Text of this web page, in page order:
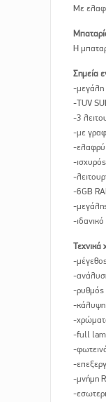
Με
Η
Σημεία
-μεγάλη
-TUV
-3
-με
-
-
-
-6GB
-
-
Τεχνικά
-
-
-ρυθμός
-κάλυψη
-
-full
-
-
-μνήμη
-